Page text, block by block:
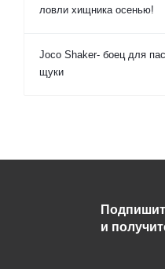
ловли хищника осенью!
Joco Shaker- боец для
щуки
и